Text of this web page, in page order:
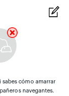
sabes cómo amarrar
navegantes.